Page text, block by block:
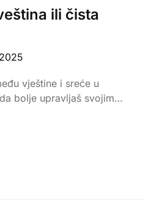
ili čista
vještine i sreće u
bolje upravljaš svojim…